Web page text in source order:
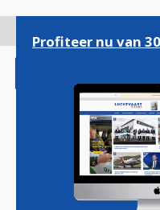
gaan
Magazine
Profiteer nu van